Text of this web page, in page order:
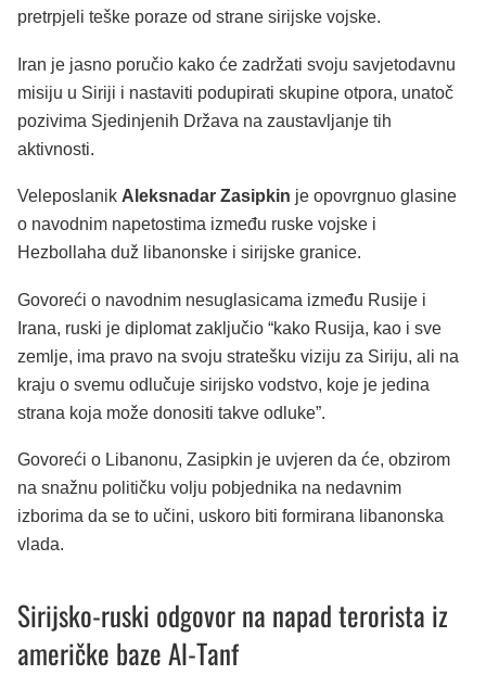
pretrpjeli teške poraze od strane sirijske vojske.
Iran je jasno poručio kako će zadržati svoju savjetodavnu
misiju u Siriji i nastaviti podupirati skupine otpora, unatoč
pozivima Sjedinjenih Država na zaustavljanje tih
aktivnosti.
Veleposlanik Aleksnadar Zasipkin je opovrgnuo glasine
o navodnim napetostima između ruske vojske i
Hezbollaha duž libanonske i sirijske granice.
Govoreći o navodnim nesuglasicama između Rusije i
Irana, ruski je diplomat zaključio “kako Rusija, kao i sve
zemlje, ima pravo na svoju stratešku viziju za Siriju, ali na
kraju o svemu odlučuje sirijsko vodstvo, koje je jedina
strana koja može donositi takve odluke”.
Govoreći o Libanonu, Zasipkin je uvjeren da će, obzirom
na snažnu političku volju pobjednika na nedavnim
izborima da se to učini, uskoro biti formirana libanonska
vlada.
Sirijsko-ruski odgovor na napad terorista iz
američke baze Al-Tanf